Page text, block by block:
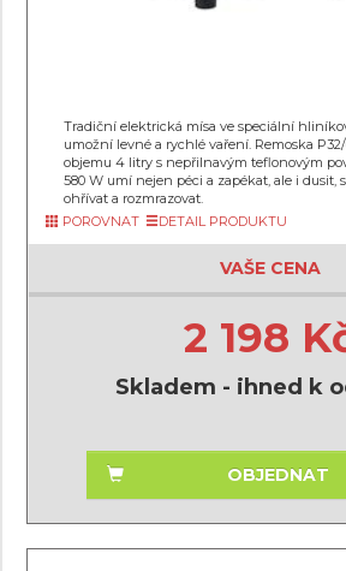
Tradiční elektrická mísa ve speciální
umožní levné a rychlé vaření. Remoska
objemu 4 litry s nepřilnavým teflonovým
580 W umí nejen péci a zapékat, ale i dusit,
ohřívat a rozmrazovat.
POROVNAT
DETAIL PRODUKTU
VAŠE CENA
2 198
Skladem - ihned k
OBJEDNAT